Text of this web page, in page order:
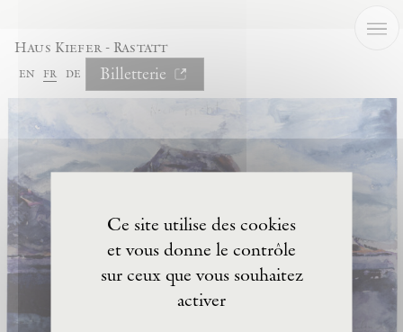
Haus Kiefer - Rastatt
en fr de Billetterie
Ce site utilise des cookies
et vous donne le contrôle
sur ceux que vous souhaitez
activer